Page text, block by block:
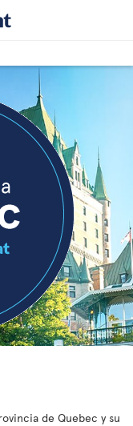
de Quebec y su